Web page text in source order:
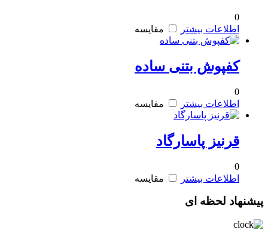
0
اطلاعات بیشتر
مقایسه
کفپوش بتنی ساده
0
اطلاعات بیشتر
مقایسه
قرنیز پاسارگاد
0
اطلاعات بیشتر
مقایسه
پیشنهاد لحظه ای